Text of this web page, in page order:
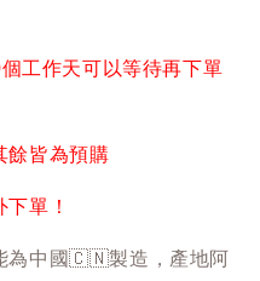
工作天可以等待再下單
餘皆為預購
單！
為中國🇨🇳製造，產地阿